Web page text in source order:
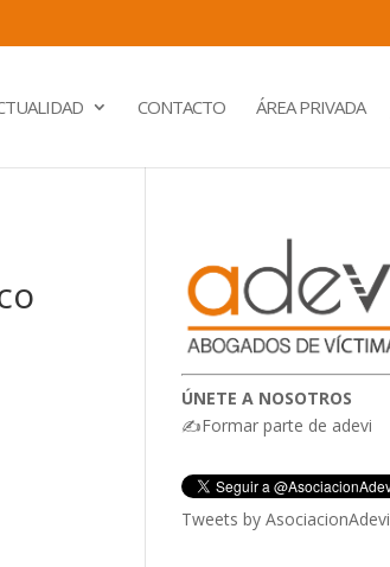
CONTACTO ÁREA PRIVADA
ÚNETE A NOSOTROS
✍Formar parte de adevi
Tweets by AsociacionAdevi